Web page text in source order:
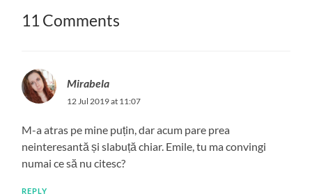
11 Comments
Mirabela
12 Jul 2019 at 11:07
M-a atras pe mine puțin, dar acum pare prea
neinteresantă și slabuță chiar. Emile, tu ma convingi
numai ce să nu citesc?
REPLY